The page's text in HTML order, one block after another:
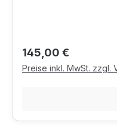
Regulärer Preis:
145,00 €
Preise inkl. MwSt. zzgl.